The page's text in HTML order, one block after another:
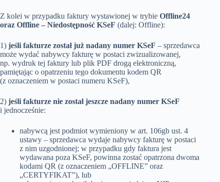
Z kolei w przypadku faktury wystawionej w trybie Offline24
oraz Offline – Niedostępność KSeF (dalej: Offline):
1) jeśli fakturze został już nadany numer KSeF – sprzedawca
może wydać nabywcy fakturę w postaci zwizualizowanej,
np. wydruk tej faktury lub plik PDF drogą elektroniczną,
pamiętając o opatrzeniu tego dokumentu kodem QR
(z oznaczeniem w postaci numeru KSeF),
2) jeśli fakturze nie został jeszcze nadany numer KSeF
i jednocześnie:
nabywcą jest podmiot wymieniony w art. 106gb ust. 4
ustawy – sprzedawca wydaje nabywcy fakturę w postaci
z nim uzgodnionej; w przypadku gdy faktura jest
wydawana poza KSeF, powinna zostać opatrzona dwoma
kodami QR (z oznaczeniem „OFFLINE” oraz
„CERTYFIKAT”), lub